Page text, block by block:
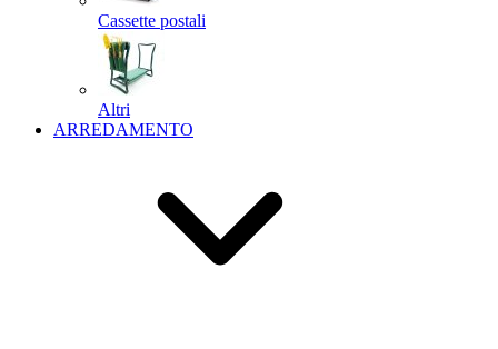
Cassette postali
Altri
ARREDAMENTO